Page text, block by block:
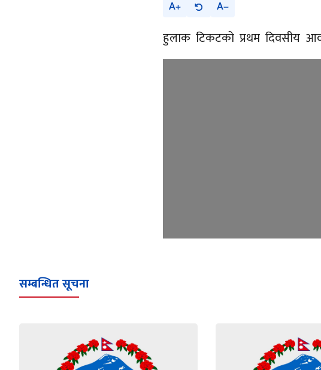
A A
हुलाक टिकटको प्रथम दिवसीय
सम्बन्धित सूचना